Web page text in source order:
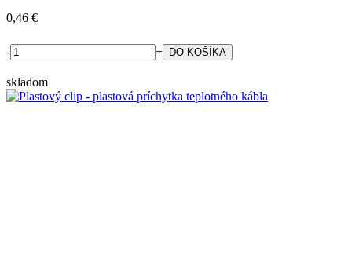
0,46 €
- +
skladom